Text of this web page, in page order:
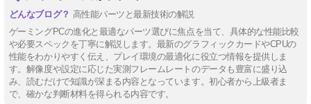
高性能パーツと最新技術の解説
ゲーミングPCの進化と最適なパーツ選びに焦点を当て、具体的な性能比較
や必要スペックを丁寧に解説します。最新のグラフィックカードやCPUの
性能をわかりやすく伝え、プレイ環境の最適化に役立つ情報を提供しま
す。解像度や設定に応じた実測フレームレートのデータも豊富に盛り込
み、読むだけで知識が深まる内容となっています。初心者から上級者ま
で、確かな判断材料を得られる内容です。